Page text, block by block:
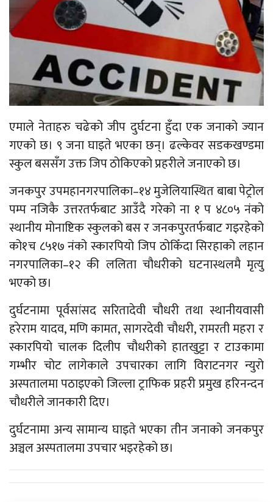
एमाले नेताहरु चढेको जीप दुर्घटना हुँदा एक जनाको ज्यान
गएको छ। ९ जना घाइते भएका छन्। ढल्केवर सडकखण्डमा
स्कुल बससँग उक्त जिप ठोकिएको प्रहरीले जनाएको छ।
जनकपुर उपमहानगरपालिका–१४ मुजेलियास्थित बाबा पेट्रोल
पम्प नजिकै उत्तरतर्फबाट आउँदै गरेको ना १ प ४८०५ नंको
स्थानीय मोनाष्टिक स्कुलको बस र जनकपुरतर्फबाट गइरहेको
को१च ८५१७ नंको स्कारपियो जिप ठोकिँदा सिरहाको लहान
नगरपालिका–१२ की ललिता चौधरीको घटनास्थलमै मृत्यु
भएको छ।
दुर्घटनामा पूर्वसांसद सरितादेवी चौधरी तथा स्थानीयवासी
हरेराम यादव, मणि कामत, सागरदेवी चौधरी, रामरती महरा र
स्कारपियो चालक दिलीप चौधरीको हातखुट्टा र टाउकामा
गम्भीर चोट लागेकाले उपचारका लागि विराटनगर न्युरो
अस्पतालमा पठाइएको जिल्ला ट्राफिक प्रहरी प्रमुख हरिनन्दन
चौधरीले जानकारी दिए।
दुर्घटनामा अन्य सामान्य घाइते भएका तीन जनाको जनकपुर
अञ्चल अस्पतालमा उपचार भइरहेको छ।